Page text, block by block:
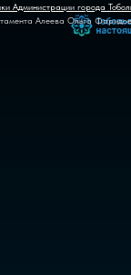
Администрации города
Алеева Ольга